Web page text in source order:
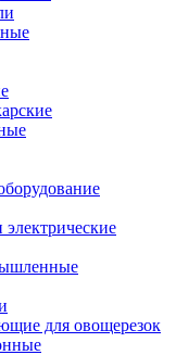
для овощерезок